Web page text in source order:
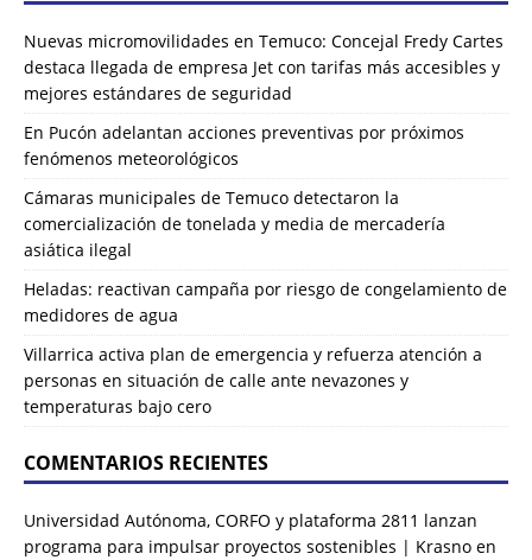
Nuevas micromovilidades en Temuco: Concejal Fredy Cartes
destaca llegada de empresa Jet con tarifas más accesibles y
mejores estándares de seguridad
En Pucón adelantan acciones preventivas por próximos
fenómenos meteorológicos
Cámaras municipales de Temuco detectaron la
comercialización de tonelada y media de mercadería
asiática ilegal
Heladas: reactivan campaña por riesgo de congelamiento de
medidores de agua
Villarrica activa plan de emergencia y refuerza atención a
personas en situación de calle ante nevazones y
temperaturas bajo cero
COMENTARIOS RECIENTES
Universidad Autónoma, CORFO y plataforma 2811 lanzan
programa para impulsar proyectos sostenibles | Krasno en